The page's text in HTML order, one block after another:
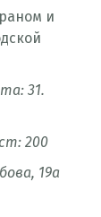
и
31.
200
19а